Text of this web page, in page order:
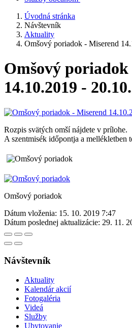
Úvodná stránka
Návštevník
Aktuality
Omšový poriadok - Miserend
Omšový
14.10.2019 -
Rozpis svätých omší nájdete v prílohe.
A szentmisék időpontja a mellékletben
Omšový poriadok
Dátum vloženia: 15. 10. 2019 7:47
Dátum poslednej aktualizácie: 29. 11.
Návštevník
Aktuality
Kalendár akcií
Fotogaléria
Videá
Služby
Ubytovanie